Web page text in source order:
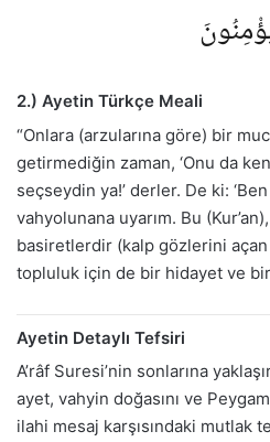
2.) Ayetin Türkçe Meali
“Onlara (arzularına göre) bir
getirmediğin zaman, ‘Onu da
seçseydin ya!’ derler. De ki:
vahyolunana uyarım. Bu
basiretlerdir (kalp gözlerini
topluluk için de bir hidayet ve
Ayetin Detaylı Tefsiri
A’râf Suresi’nin sonlarına
ayet, vahyin doğasını ve
ilahi mesaj karşısındaki mutlak